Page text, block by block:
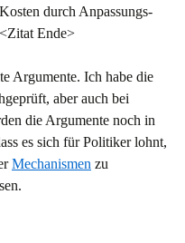
durch Anpassungs-
Ende>
Argumente. Ich habe die
aber auch bei
die Argumente noch in
es sich für Politiker lohnt,
Mechanismen zu